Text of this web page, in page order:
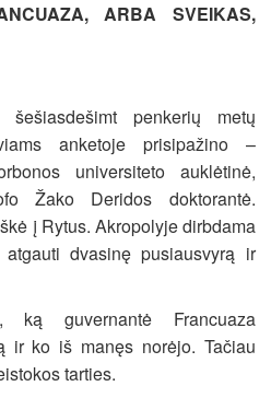
ARBA SVEIKAS,
penkerių metų
anketoje prisipažino –
universiteto auklėtinė,
Žako Deridos doktorantė.
į Rytus. Akropolyje dirbdama
dvasinę pusiausvyrą ir
ką guvernantė Francuaza
ir ko iš manęs norėjo. Tačiau
tarties.